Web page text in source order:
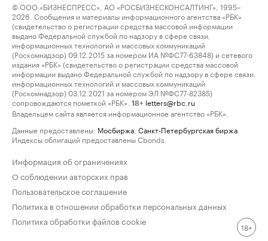
© ООО «БИЗНЕСПРЕСС», АО «РОСБИЗНЕСКОНСАЛТИНГ», 1995–
2026. Сообщения и материалы информационного агентства «РБК»
(свидетельство о регистрации средства массовой информации
выдано Федеральной службой по надзору в сфере связи,
информационных технологий и массовых коммуникаций
(Роскомнадзор) 09.12.2015 за номером ИА №ФС77-63848) и сетевого
издания «РБК» (свидетельство о регистрации средства массовой
информации выдано Федеральной службой по надзору в сфере связи,
информационных технологий и массовых коммуникаций
(Роскомнадзор) 03.12.2021 за номером ЭЛ №ФС77-82385)
сопровождаются пометкой «РБК».
18+ letters@rbc.ru
Владельцем сайта является информационное агентство «РБК».
Данные предоставлены: Мосбиржа Санкт-Петербургская биржа
Индексы облигаций предоставлены Cbonds.
Информация об ограничениях
О соблюдении авторских прав
Пользовательское соглашение
Политика в отношении обработки персональных данных
Политика обработки файлов cookie
18+